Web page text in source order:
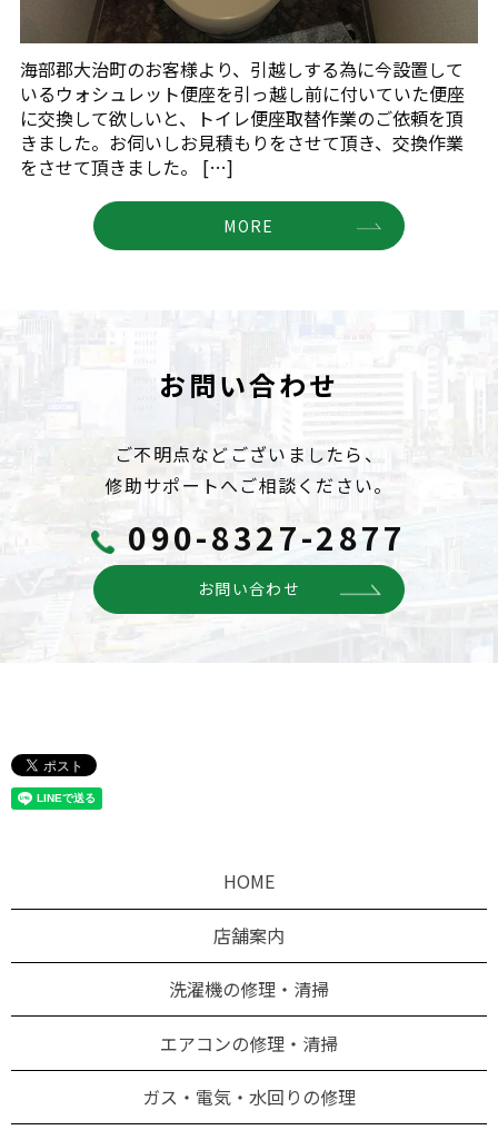
海部郡大治町のお客様より、引越しする為に今設置して
いるウォシュレット便座を引っ越し前に付いていた便座
に交換して欲しいと、トイレ便座取替作業のご依頼を頂
きました。お伺いしお見積もりをさせて頂き、交換作業
をさせて頂きました。 […]
MORE
お問い合わせ
ご不明点などございましたら、
修助サポートへご相談ください。
090-8327-2877
お問い合わせ
HOME
店舗案内
洗濯機の修理・清掃
エアコンの修理・清掃
ガス・電気・水回りの修理